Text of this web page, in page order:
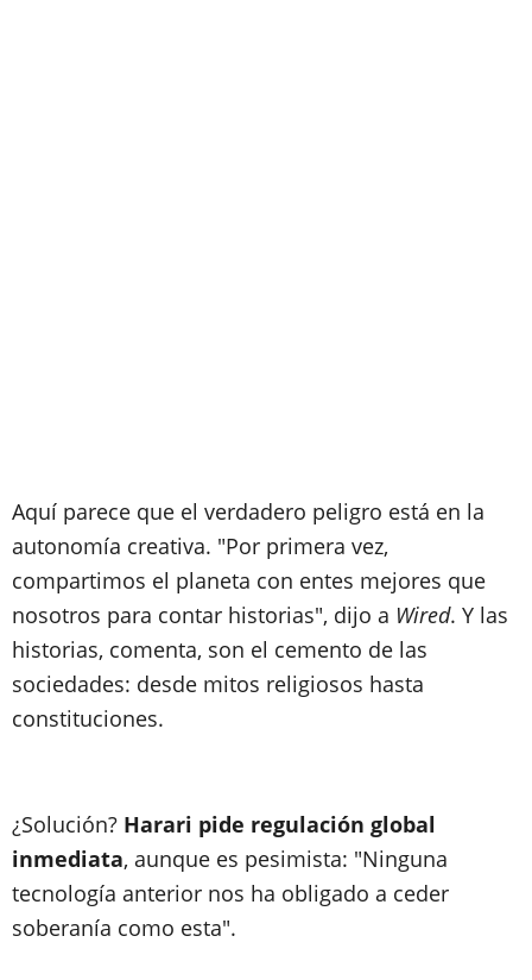
Aquí parece que el verdadero peligro está en la
autonomía creativa. "Por primera vez,
compartimos el planeta con entes mejores que
nosotros para contar historias", dijo a Wired. Y las
historias, comenta, son el cemento de las
sociedades: desde mitos religiosos hasta
constituciones.
¿Solución? Harari pide regulación global
inmediata, aunque es pesimista: "Ninguna
tecnología anterior nos ha obligado a ceder
soberanía como esta".